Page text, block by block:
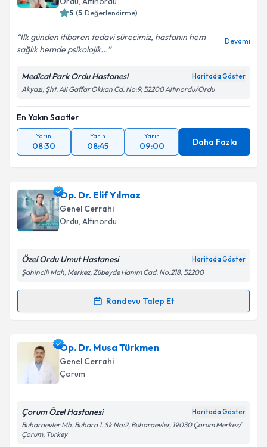
bilgilendireceğiz.
E-posta Adresiniz
Kişisel verilerimin işlenmesine ilişkinAydınlatma
kapsamda işlenmesini kabul ediyorum.
Takvim Talebini Gönder
5 (5 Değerlendirme)
İlk günden itibaren tedavi sürecimiz, hastanın hem
sağlık hemde psikolojik...
Devamı
Medical Park Ordu Hastanesi Haritada Göster
Akyazı, Şht. Ali Gaffar Okkan Cd. No:9, 52200 Altınordu/Ordu
En Yakın Saatler
Yarın
08:30
Yarın
08:45
Yarın
09:00 Daha Fazla
Op. Dr. Elif Yılmaz
Genel Cerrahi
Ordu, Altınordu
Özel Ordu Umut Hastanesi Haritada Göster
Şahincili Mah, Merkez, Zübeyde Hanım Cad. No:218, 52200
Randevu Talep Et
Randevu Takvimi Talebi
Op. Dr. Elif Yılmaziçin randevu takvimi talebi
oluşturun. Size bu uzmandan randevu almanız için bir
takvim hazırlandığında e-posta ile bilgilendireceğiz.
Op. Dr. Musa Türkmen
Genel Cerrahi
Çorum
Çorum Özel Hastanesi Haritada Göster
Buharaevler Mh. Buhara 1. Sk No:2, Buharaevler, 19030 Çorum Merkez/
Çorum, Turkey